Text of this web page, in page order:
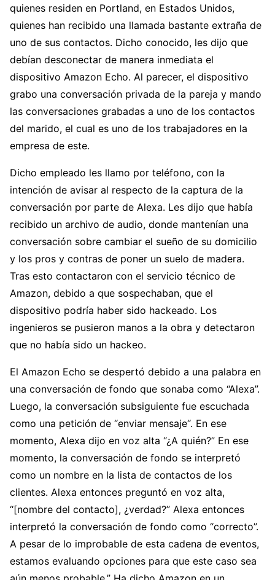
quienes residen en Portland, en Estados Unidos,
quienes han recibido una llamada bastante extraña de
uno de sus contactos. Dicho conocido, les dijo que
debían desconectar de manera inmediata el
dispositivo Amazon Echo. Al parecer, el dispositivo
grabo una conversación privada de la pareja y mando
las conversaciones grabadas a uno de los contactos
del marido, el cual es uno de los trabajadores en la
empresa de este.
Dicho empleado les llamo por teléfono, con la
intención de avisar al respecto de la captura de la
conversación por parte de Alexa. Les dijo que había
recibido un archivo de audio, donde mantenían una
conversación sobre cambiar el sueño de su domicilio
y los pros y contras de poner un suelo de madera.
Tras esto contactaron con el servicio técnico de
Amazon, debido a que sospechaban, que el
dispositivo podría haber sido hackeado. Los
ingenieros se pusieron manos a la obra y detectaron
que no había sido un hackeo.
El Amazon Echo se despertó debido a una palabra en
una conversación de fondo que sonaba como “Alexa”.
Luego, la conversación subsiguiente fue escuchada
como una petición de “enviar mensaje“. En ese
momento, Alexa dijo en voz alta “¿A quién?” En ese
momento, la conversación de fondo se interpretó
como un nombre en la lista de contactos de los
clientes. Alexa entonces preguntó en voz alta,
“[nombre del contacto], ¿verdad?” Alexa entonces
interpretó la conversación de fondo como “correcto”.
A pesar de lo improbable de esta cadena de eventos,
estamos evaluando opciones para que este caso sea